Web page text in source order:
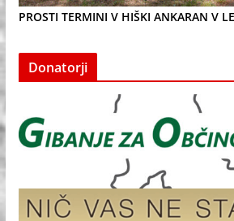
PROSTI TERMINI V HIŠKI ANKARAN V
Donatorji